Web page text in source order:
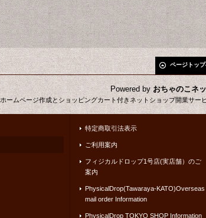
ページトッ
Powered by おちゃのこネ
ホームページ作成とショッピングカート付きネットショップ開業サー
特定商取引法表示
ご利用案内
フィジカルドロップ1号店(実店舗）のご
案内
PhysicalDrop(Tawaraya-KATO)Overseas
mail order Information
PhysicalDrop TOKYO SHOP Information